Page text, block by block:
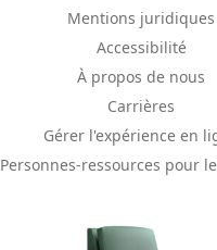
Mentions juridiques
Accessibilité
À propos de nous
Carrières
Gérer l'expérience en
Personnes-ressources pour